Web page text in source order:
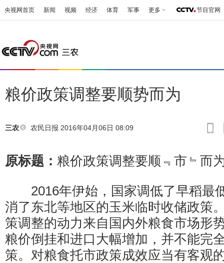
央视网首页 新闻 视频 经济 体育 军事 更多 节目官网
粮价政策调整要顺势而为
三农 农民日报 2016年04月06日 08:09
原标题： 粮价政策调整要顺﹃市﹄而
2016年伊始，国家调低了早稻最
消了东北等地区的玉米临时收储政策
策调整的动力来自国内外粮食市场形
粮价倒挂和进口大幅增加，并不能完
策。对粮食托市政策成效应当有客观